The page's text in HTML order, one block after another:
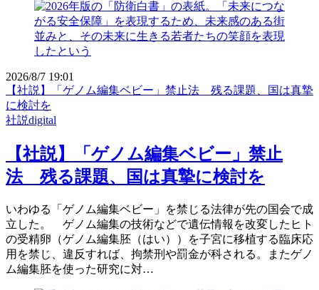
2026/8/7 19:01
【社説】「ゲノム編集ベビー」禁止法 残る課題、国は真摯
に検討を
社説digital
【社説】「ゲノム編集ベビー」禁止
法 残る課題、国は真摯に検討を
いわゆる「ゲノム編集ベビー」を禁じる法律が先の国会で成
立した。 ゲノム編集の技術などで遺伝情報を改変したヒト
の受精卵（ゲノム編集胚（はい））を子宮に移植する臨床応
用を禁じ、違反すれば、拘禁刑や罰金が科される。またゲノ
ム編集胚を使った研究に対…